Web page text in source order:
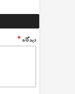
دیدگاه*